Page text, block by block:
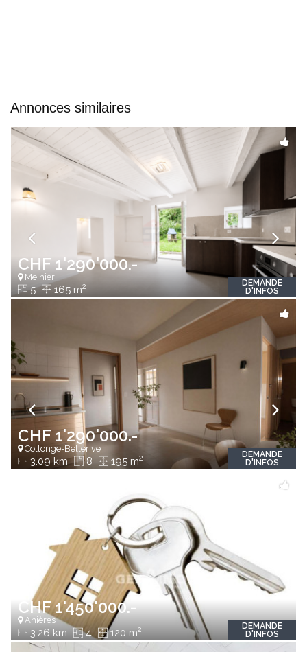
Annonces similaires
CHF 1'290'000.-
Meinier
5 165 m2
DEMANDE
D'INFOS
CHF 1'290'000.-
Collonge-Bellerive
3.09 km 8 195 m2
DEMANDE
D'INFOS
CHF 1'450'000.-
Anières
3.26 km 4 120 m2
DEMANDE
D'INFOS